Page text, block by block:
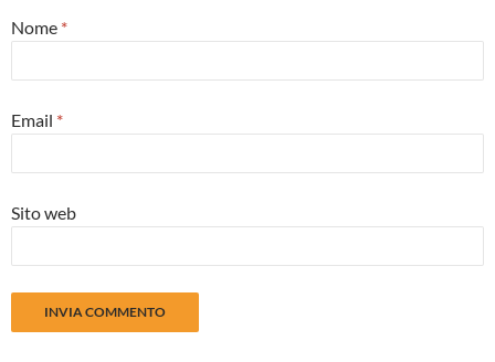
Nome *
Email *
Sito web